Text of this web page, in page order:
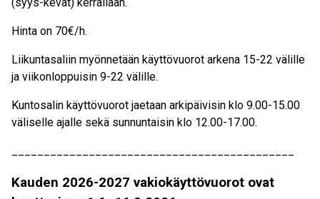
Hinta on 70€/h.
Liikuntasaliin myönnetään käyttövuorot arkena 15-22 välille
ja viikonloppuisin 9-22 välille.
Kuntosalin käyttövuorot jaetaan arkipäivisin klo 9.00-15.00
väliselle ajalle sekä sunnuntaisin klo 12.00-17.00.
Kauden 2026-2027 vakiokäyttövuorot ovat